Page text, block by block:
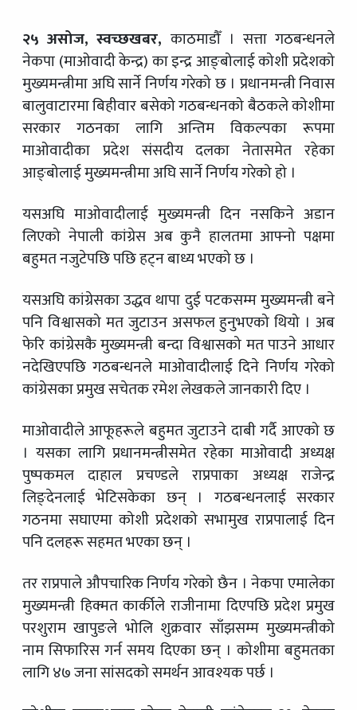
२५ असोज, स्वच्छखबर, काठमाडौँ । सत्ता गठबन्धनले
नेकपा (माओवादी केन्द्र) का इन्द्र आङ्बोलाई कोशी प्रदेशको
मुख्यमन्त्रीमा अघि सार्ने निर्णय गरेको छ । प्रधानमन्त्री निवास
बालुवाटारमा बिहीवार बसेको गठबन्धनको बैठकले कोशीमा
सरकार गठनका लागि अन्तिम विकल्पका रूपमा
माओवादीका प्रदेश संसदीय दलका नेतासमेत रहेका
आङ्बोलाई मुख्यमन्त्रीमा अघि सार्ने निर्णय गरेको हो ।
यसअघि माओवादीलाई मुख्यमन्त्री दिन नसकिने अडान
लिएको नेपाली कांग्रेस अब कुनै हालतमा आफ्नो पक्षमा
बहुमत नजुटेपछि पछि हट्न बाध्य भएको छ ।
यसअघि कांग्रेसका उद्धव थापा दुई पटकसम्म मुख्यमन्त्री बने
पनि विश्वासको मत जुटाउन असफल हुनुभएको थियो । अब
फेरि कांग्रेसकै मुख्यमन्त्री बन्दा विश्वासको मत पाउने आधार
नदेखिएपछि गठबन्धनले माओवादीलाई दिने निर्णय गरेको
कांग्रेसका प्रमुख सचेतक रमेश लेखकले जानकारी दिए ।
माओवादीले आफूहरूले बहुमत जुटाउने दाबी गर्दै आएको छ
। यसका लागि प्रधानमन्त्रीसमेत रहेका माओवादी अध्यक्ष
पुष्पकमल दाहाल प्रचण्डले राप्रपाका अध्यक्ष राजेन्द्र
लिङ्देनलाई भेटिसकेका छन् । गठबन्धनलाई सरकार
गठनमा सघाएमा कोशी प्रदेशको सभामुख राप्रपालाई दिन
पनि दलहरू सहमत भएका छन् ।
तर राप्रपाले औपचारिक निर्णय गरेको छैन । नेकपा एमालेका
मुख्यमन्त्री हिक्मत कार्कीले राजीनामा दिएपछि प्रदेश प्रमुख
परशुराम खापुङले भोलि शुक्रवार साँझसम्म मुख्यमन्त्रीको
नाम सिफारिस गर्न समय दिएका छन् । कोशीमा बहुमतका
लागि ४७ जना सांसदको समर्थन आवश्यक पर्छ ।